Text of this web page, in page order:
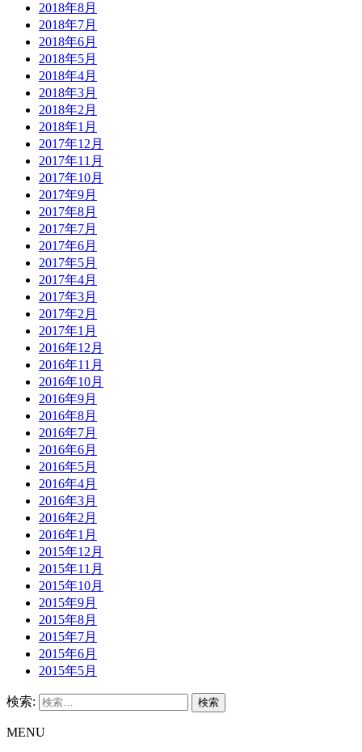
2018年8月
2018年7月
2018年6月
2018年5月
2018年4月
2018年3月
2018年2月
2018年1月
2017年12月
2017年11月
2017年10月
2017年9月
2017年8月
2017年7月
2017年6月
2017年5月
2017年4月
2017年3月
2017年2月
2017年1月
2016年12月
2016年11月
2016年10月
2016年9月
2016年8月
2016年7月
2016年6月
2016年5月
2016年4月
2016年3月
2016年2月
2016年1月
2015年12月
2015年11月
2015年10月
2015年9月
2015年8月
2015年7月
2015年6月
2015年5月
検索:
MENU